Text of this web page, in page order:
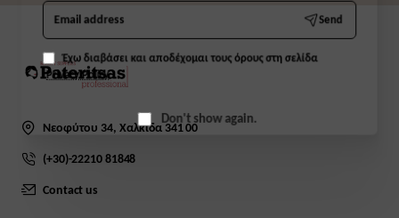
Email
address
Send
Έχω διαβάσει και αποδέχομαι τους όρους στη σελίδα
Privacy Policy
Don't show again.
Νεοφύτου 34, Χαλκίδα 341 00
(+30)-22210 81848
Contact us